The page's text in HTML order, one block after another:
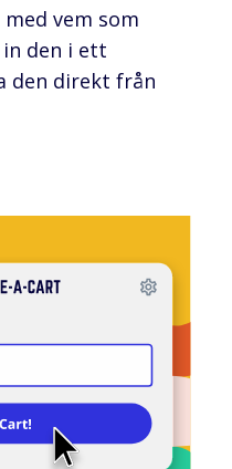
vem som
den i ett
den direkt från